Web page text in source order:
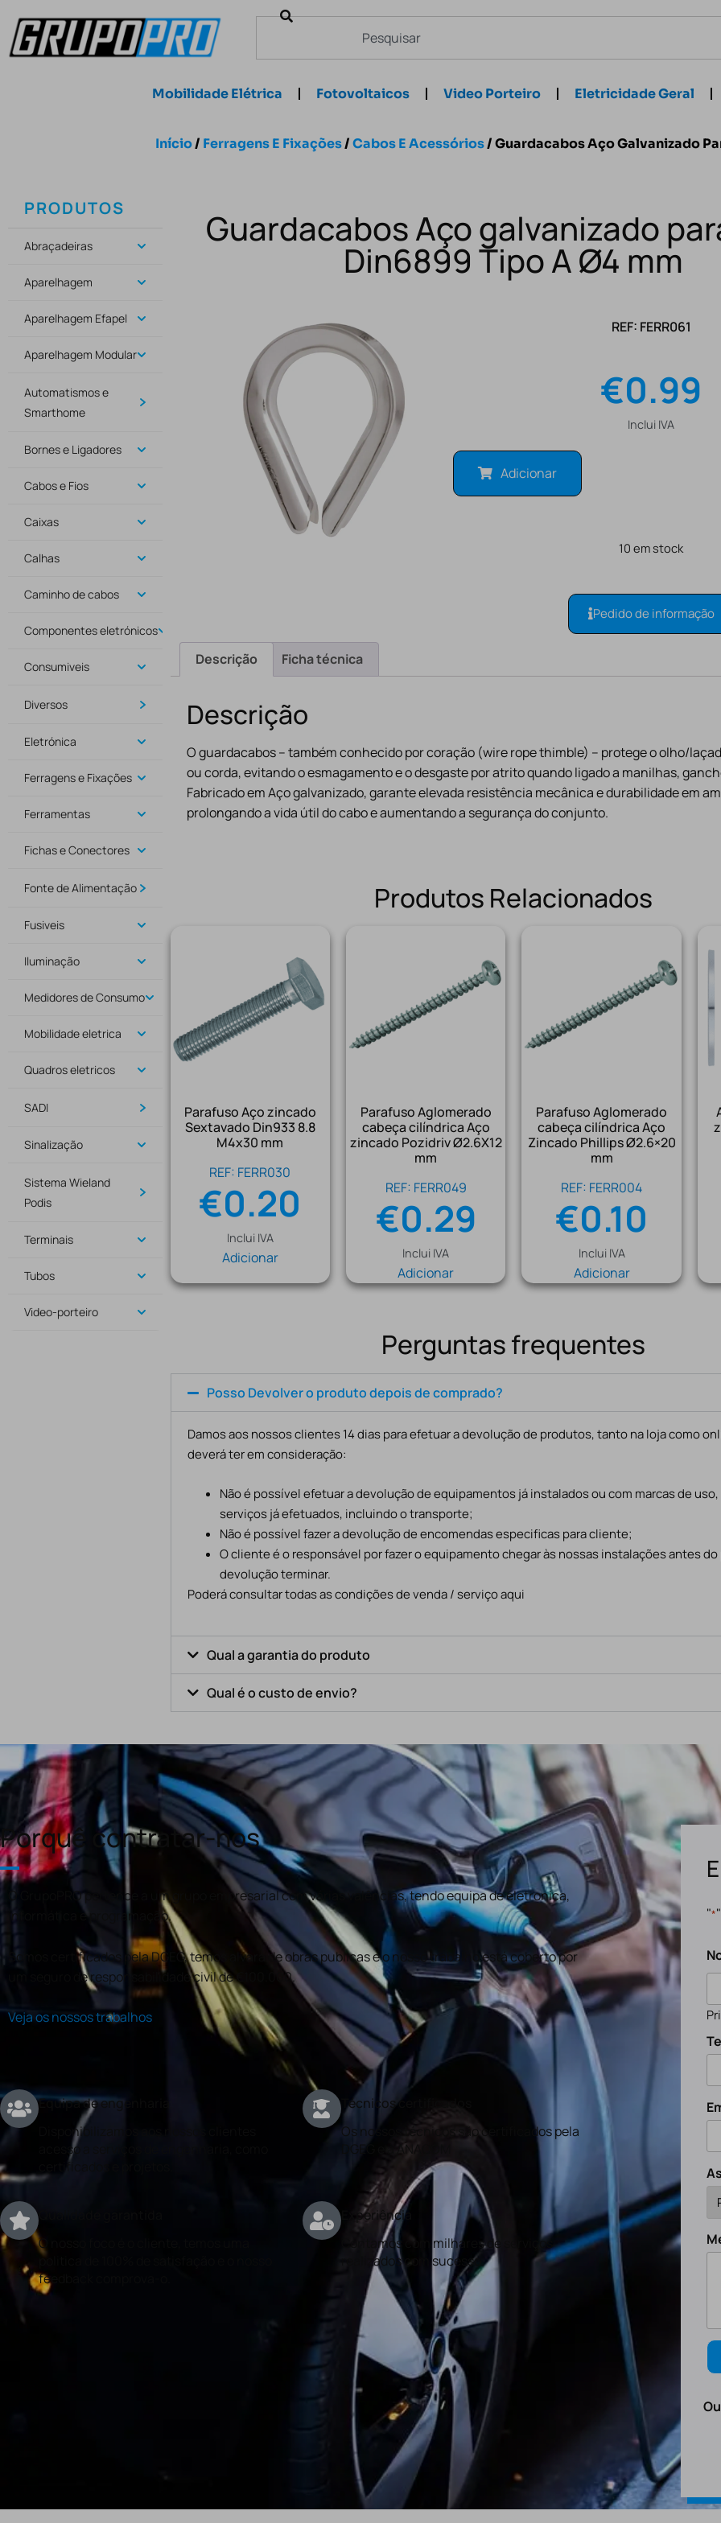
Mobilidade Elétrica Fotovoltaicos Video Porteiro Eletricidade Geral
Início/ Ferragens E Fixações/Cabos E Acessórios/ Guardacabos Aço Galvanizado
PRODUTOS
Abraçadeiras
Aparelhagem
Aparelhagem Efapel
Aparelhagem Modular
Automatismos e
Smarthome
Bornes e Ligadores
Cabos e Fios
Caixas
Calhas
Caminho de cabos
Componentes eletrónicos
Consumiveis
Diversos
Eletrónica
Ferragens e Fixações
Ferramentas
Fichas e Conectores
Fonte de Alimentação
Fusiveis
Iluminação
Medidores de Consumo
Mobilidade eletrica
Quadros eletricos
SADI
Sinalização
Sistema Wieland
Podis
Terminais
Tubos
Video-porteiro
Guardacabos Aço galvanizado
Din6899 Tipo A Ø4 mm
REF: FERR061
€0.99
Inclui IVA
Adicionar
10 em stock
Pedido de informação
Descrição Ficha técnica
Descrição
O guardacabos – também conhecido por coração (wire rope thimble) – protege o olho/
ou corda, evitando o esmagamento e o desgaste por atrito quando ligado a manilhas,
Fabricado em Aço galvanizado, garante elevada resistência mecânica e durabilidade em
prolongando a vida útil do cabo e aumentando a segurança do conjunto.
Produtos Relacionados
Parafuso Aço zincado
Sextavado Din933 8.8
M4x30 mm
REF: FERR030
€0.20
Inclui IVA
Adicionar
Parafuso Aglomerado
cabeça cilíndrica Aço
zincado Pozidriv Ø2.6X12
mm
REF: FERR049
€0.29
Inclui IVA
Adicionar
Parafuso Aglomerado
cabeça cilíndrica Aço
Zincado Phillips Ø2.6×20
mm
REF: FERR004
€0.10
Inclui IVA
Adicionar
Perguntas frequentes
Posso Devolver o produto depois de comprado?
Damos aos nossos clientes 14 dias para efetuar a devolução de produtos, tanto na loja como
deverá ter em consideração:
Não é possível efetuar a devolução de equipamentos já instalados ou com marcas de
serviços já efetuados, incluindo o transporte;
Não é possível fazer a devolução de encomendas especificas para cliente;
O cliente é o responsável por fazer o equipamento chegar às nossas instalações antes
devolução terminar.
Poderá consultar todas as condições de venda / serviço aqui
Qual a garantia do produto
Qual é o custo de envio?
Porquê contratar-nos
O GrupoPRO pertence a um grupo empresarial com várias valências, tendo equipa de eletronica,
informática e programação.
Somos certificados pela DGEG, temos alvará de obras publicas e o nosso trabalho está coberto por
um seguro de responsabilidade civil de €100.000.
Veja os nossos trabalhos
Equipa de engenharia
Disponibilizamos aos nossos clientes
acesso a serviços de engenharia, como
certificados e projetos.
Técnicos certificados
Os nossos técnicos são certificados pela
DGEG e a ANACOM
O nosso foco é o cliente, temos uma
politica de 100% de satisfação e o nosso
feedback comprova-o.
Experiência
Contamos com milhares de serviços
realizados com sucesso.
"*